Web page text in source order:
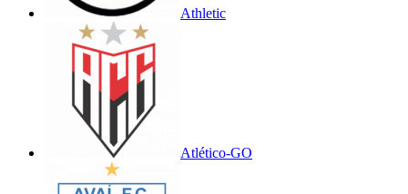
Athletic
Atlético-GO